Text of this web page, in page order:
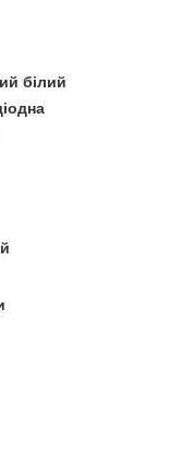
білий